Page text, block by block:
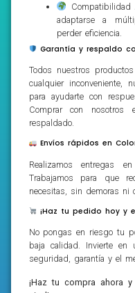
Compatibilidad
adaptarse a
perder eficiencia.
Garantía y respaldo
Todos nuestros
cualquier inconveniente,
para ayudarte con
Comprar con
respaldado.
Envíos rápidos en
Realizamos entregas
Trabajamos para que
necesitas, sin demoras ni
¡Haz tu pedido hoy y
No pongas en riesgo tu
baja calidad. Invierte en
seguridad, garantía y el
¡Haz tu compra ahora